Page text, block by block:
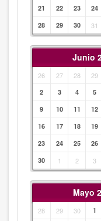
21
22 23 24
28
29 30 31
Junio
26 27 28 29
2
3 4 5
9
10 11 12
16
17 18 19
23
24 25 26
30
1 2 3
Mayo
28 29 30 1